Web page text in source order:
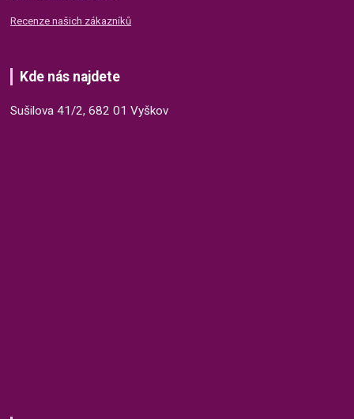
Recenze našich zákazníků
Kde nás najdete
Sušilova 41/2, 682 01 Vyškov